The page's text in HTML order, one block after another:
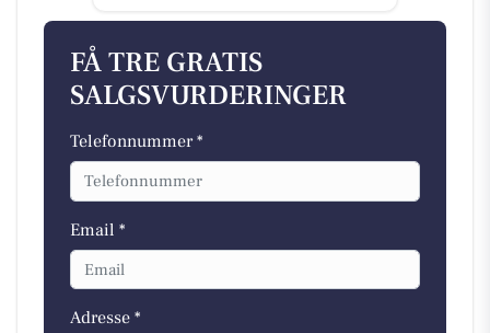
FÅ TRE GRATIS
SALGSVURDERINGER
Telefonnummer *
Email *
Adresse *